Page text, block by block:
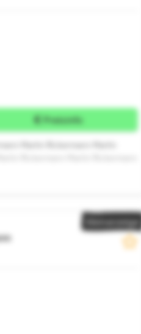
Preisinfo
Kleinanzeige